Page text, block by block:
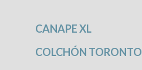
CANAPE XL
COLCHÓN TORONTO